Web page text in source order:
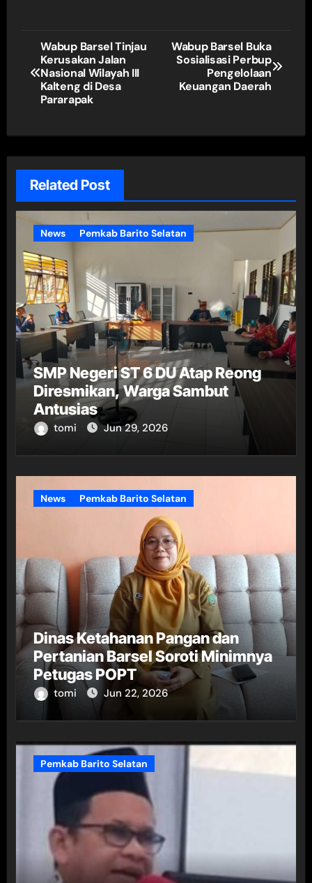
Navigasi
pos
Wabup Barsel Tinjau
Kerusakan Jalan
Nasional Wilayah III
Kalteng di Desa
Pararapak
Wabup Barsel Buka
Sosialisasi Perbup
Pengelolaan
Keuangan Daerah
Related Post
News Pemkab Barito Selatan
SMP Negeri ST 6 DU Atap Reong
Diresmikan, Warga Sambut
Antusias
tomi Jun 29, 2026
News Pemkab Barito Selatan
Dinas Ketahanan Pangan dan
Pertanian Barsel Soroti Minimnya
Petugas POPT
tomi Jun 22, 2026
Pemkab Barito Selatan